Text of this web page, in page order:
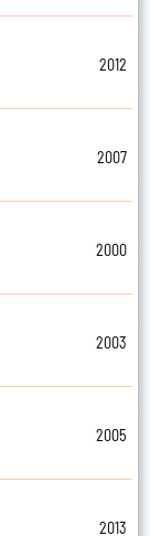
2012
2007
2000
2003
2005
2013